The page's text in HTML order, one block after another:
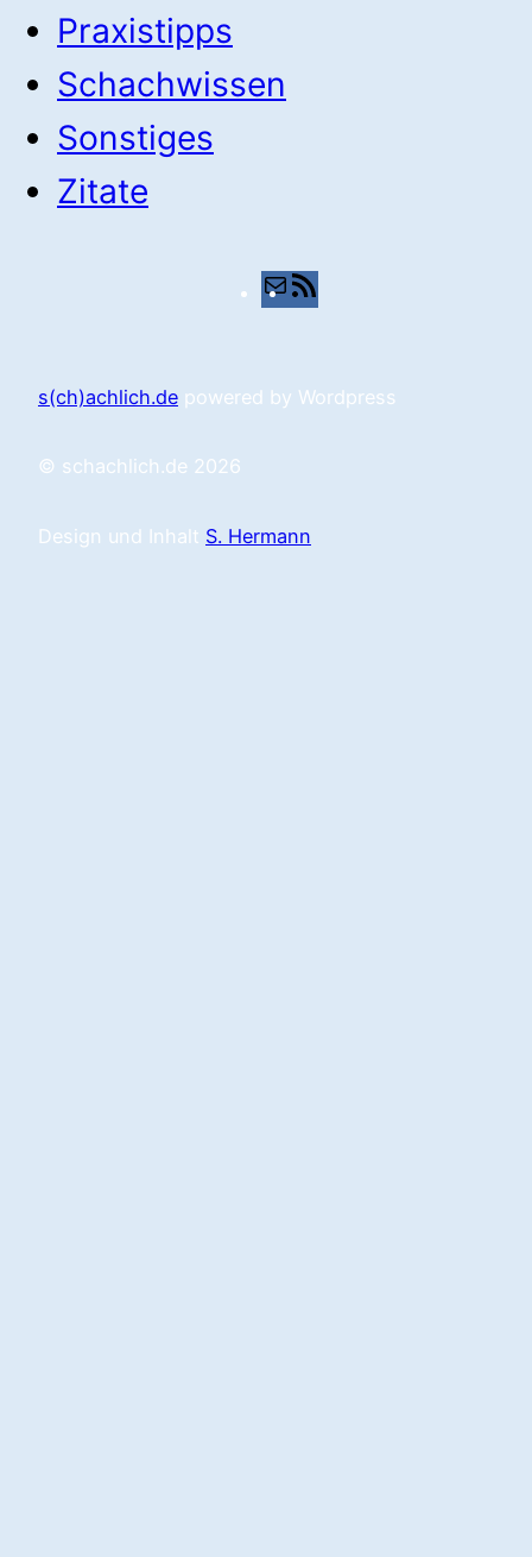
Praxistipps
Schachwissen
Sonstiges
Zitate
E-
s(ch)achlich.de powered by Wordpress
© schachlich.de 2026
Design und Inhalt S. Hermann